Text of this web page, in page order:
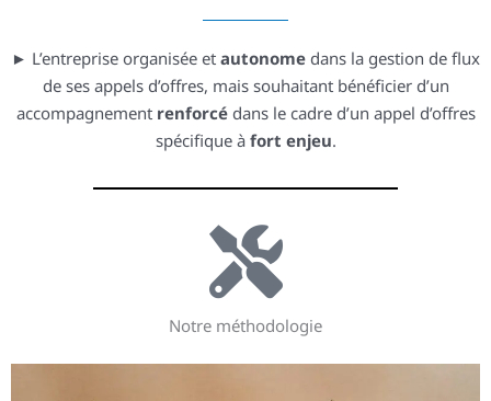
► L’entreprise organisée et autonome dans la gestion de flux
de ses appels d’offres, mais souhaitant bénéficier d’un
accompagnement renforcé dans le cadre d’un appel d’offres
spécifique à fort enjeu.
Notre méthodologie